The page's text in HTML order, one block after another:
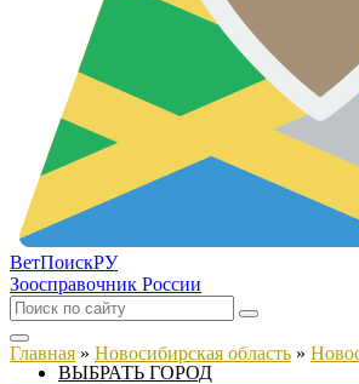
ВетПоискРУ
Зоосправочник России
ВЫБРАТЬ ГОРОД
Главная » Новосибирская область »